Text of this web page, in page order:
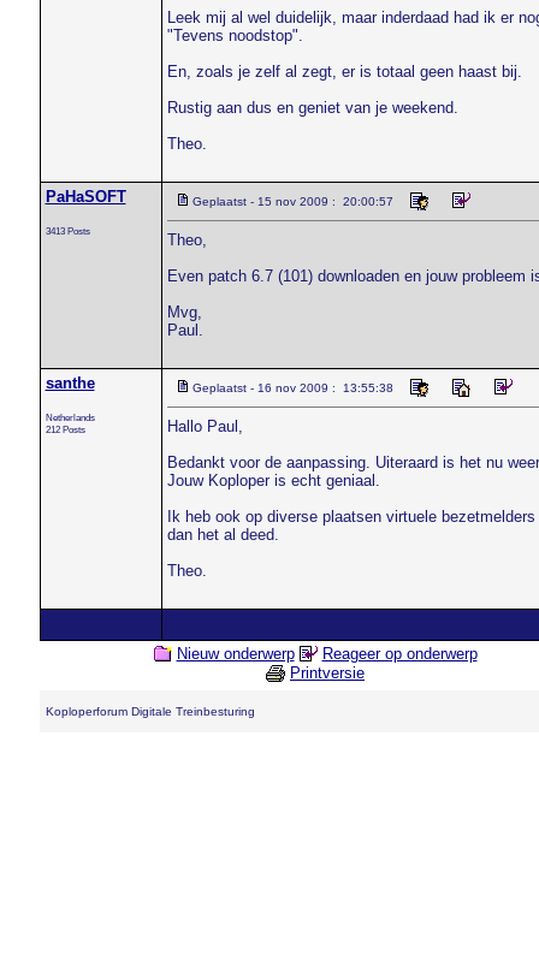
Leek mij al wel duidelijk, maar inderdaad had ik er
"Tevens noodstop".
En, zoals je zelf al zegt, er is totaal geen haast bij.
Rustig aan dus en geniet van je weekend.
Theo.
PaHaSOFT
3413 Posts
Geplaatst - 15 nov 2009 : 20:00:57
Theo,
Even patch 6.7 (101) downloaden en jouw probleem
Mvg,
Paul.
santhe
Netherlands
212 Posts
Geplaatst - 16 nov 2009 : 13:55:38
Hallo Paul,
Bedankt voor de aanpassing. Uiteraard is het nu
Jouw Koploper is echt geniaal.
Ik heb ook op diverse plaatsen virtuele
dan het al deed.
Theo.
Nieuw onderwerp
Reageer op onderwerp
Printversie
Koploperforum Digitale Treinbesturing